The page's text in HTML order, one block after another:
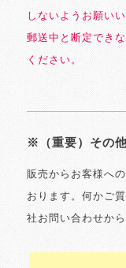
しないようお願い
郵送中と断定でき
ください。
※（重要）その
販売からお客様へ
おります。何かご
社お問い合わせか